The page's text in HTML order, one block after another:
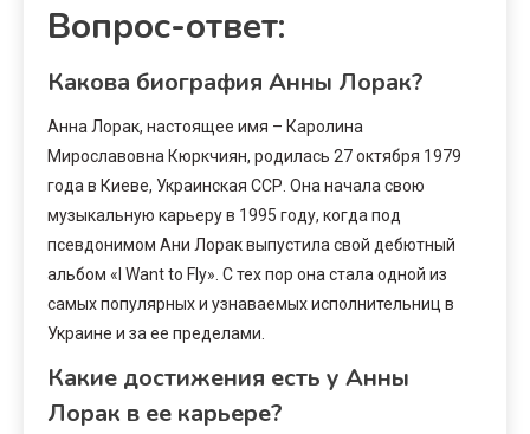
Вопрос-ответ:
Какова биография Анны Лорак?
Анна Лорак, настоящее имя – Каролина
Мирославовна Кюркчиян, родилась 27 октября 1979
года в Киеве, Украинская ССР. Она начала свою
музыкальную карьеру в 1995 году, когда под
псевдонимом Ани Лорак выпустила свой дебютный
альбом «I Want to Fly». С тех пор она стала одной из
самых популярных и узнаваемых исполнительниц в
Украине и за ее пределами.
Какие достижения есть у Анны
Лорак в ее карьере?